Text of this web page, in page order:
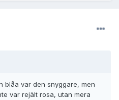
blåa var den snyggare, men
var rejält rosa, utan mera